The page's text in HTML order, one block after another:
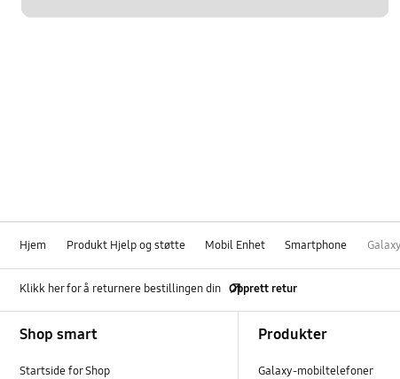
Hjem Produkt Hjelp og støtte Mobil Enhet Smartphone
Klikk her for å returnere bestillingen din Opprett retur
Shop smart
Startside for Shop
Produkter
Galaxy-mobiltelefoner